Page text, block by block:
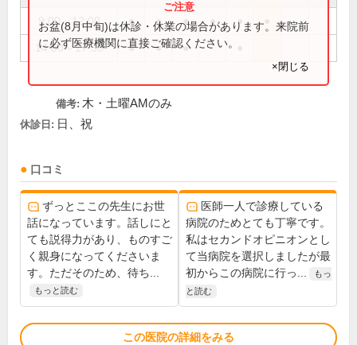
9:00～12:00 ● ● ● ● ●
14:00～17:30 ● ● ●
お盆(8月中旬)は休診・休業の場合があります。来院前
に必ず医療機関に直接ご確認ください。
×閉じる
備考: 木・土曜AMのみ
休診日: 日、祝
口コミ
ずっとここの先生にお世
話になっています。話しにと
ても説得力があり、ものすご
く親身になってくださいま
す。ただそのため、待ち...
もっと読む
医師一人で診療している
病院のためとても丁寧です。
私はセカンドオピニオンとし
て当病院を選択しましたが最
初からこの病院に行っ...
もっ
と読む
この医院の詳細をみる